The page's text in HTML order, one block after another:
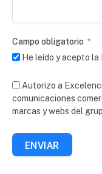
Campo obligatorio
He leído y acepto la
Autorizo a
comunicaciones
marcas y webs del
ENVIAR